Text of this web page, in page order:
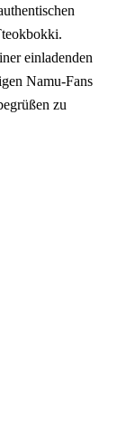
einladenden
Namu-Fans
zu